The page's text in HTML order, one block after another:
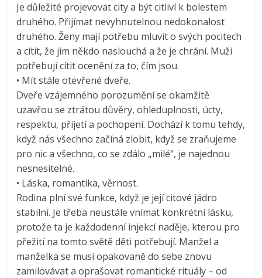
Je důležité projevovat city a být citliví k bolestem
druhého. Přijímat nevyhnutelnou nedokonalost
druhého. Ženy mají potřebu mluvit o svých pocitech
a cítit, že jim někdo naslouchá a že je chrání. Muži
potřebují cítit ocenění za to, čím jsou.
• Mít stále otevřené dveře.
Dveře vzájemného porozumění se okamžitě
uzavřou se ztrátou důvěry, ohleduplnosti, úcty,
respektu, přijetí a pochopení. Dochází k tomu tehdy,
když nás všechno začíná zlobit, když se zraňujeme
pro nic a všechno, co se zdálo „milé“, je najednou
nesnesitelné.
• Láska, romantika, věrnost.
Rodina plní své funkce, když je její citové jádro
stabilní. Je třeba neustále vnímat konkrétní lásku,
protože ta je každodenní injekcí naděje, kterou pro
přežití na tomto světě děti potřebují. Manžel a
manželka se musí opakovaně do sebe znovu
zamilovávat a oprašovat romantické rituály – od